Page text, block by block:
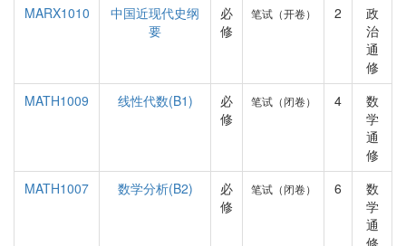
MARX1010
中国近现代史纲
要
必
修
笔试（开卷） 2
政
治
通
修
MATH1009
线性代数(B1)
必
修
笔试（闭卷） 4
数
学
通
修
MATH1007
数学分析(B2)
必
修
笔试（闭卷） 6
数
学
通
修